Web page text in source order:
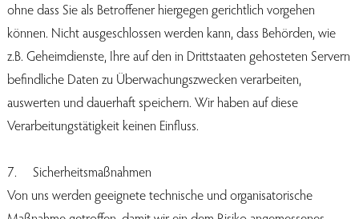
ohne dass Sie als Betroffener hiergegen gerichtlich vorgehen
können. Nicht ausgeschlossen werden kann, dass Behörden, wie
z.B. Geheimdienste, Ihre auf den in Drittstaaten gehosteten Servern
befindliche Daten zu Überwachungszwecken verarbeiten,
auswerten und dauerhaft speichern. Wir haben auf diese
Verarbeitungstätigkeit keinen Einfluss.
7. Sicherheitsmaßnahmen
Von uns werden geeignete technische und organisatorische